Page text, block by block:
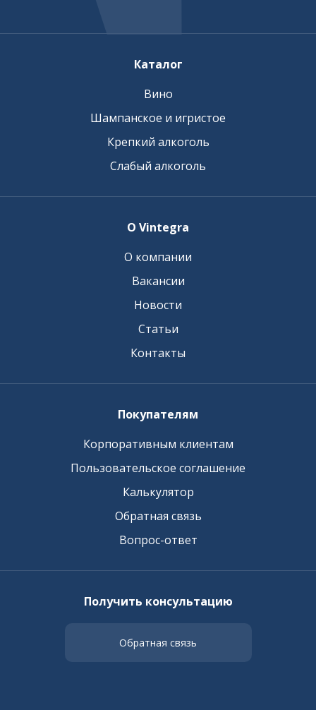
Каталог
Вино
Шампанское и игристое
Крепкий алкоголь
Слабый алкоголь
О Vintegra
О компании
Вакансии
Новости
Статьи
Контакты
Покупателям
Корпоративным клиентам
Пользовательское соглашение
Калькулятор
Обратная связь
Вопрос-ответ
Получить консультацию
Обратная связь